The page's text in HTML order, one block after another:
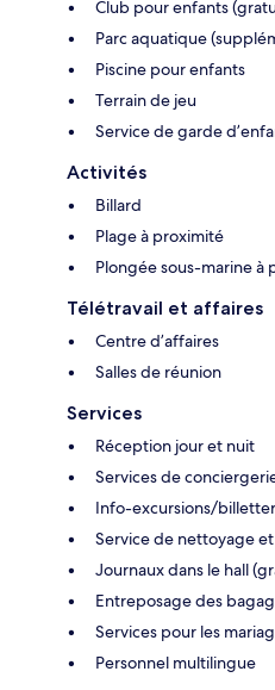
Club pour enfants
Parc aquatique
Piscine pour enfants
Terrain de jeu
Service de garde
Activités
Billard
Plage à proximité
Plongée sous-marine à
Télétravail et affaires
Centre d’affaires
Salles de réunion
Services
Réception jour et nuit
Services de
Info-excursions/
Service de nettoyage
Journaux dans le hall
Entreposage des
Services pour les
Personnel multilingue